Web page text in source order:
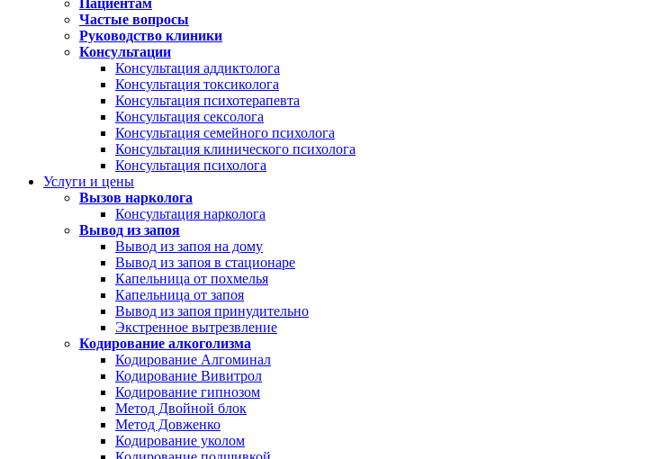
Пациентам
Частые вопросы
Руководство клиники
Консультации
Консультация аддиктолога
Консультация токсиколога
Консультация психотерапевта
Консультация сексолога
Консультация семейного психолога
Консультация клинического психолога
Консультация психолога
Услуги и цены
Вызов нарколога
Консультация нарколога
Вывод из запоя
Вывод из запоя на дому
Вывод из запоя в стационаре
Капельница от похмелья
Капельница от запоя
Вывод из запоя принудительно
Экстренное вытрезвление
Кодирование алкоголизма
Кодирование Алгоминал
Кодирование Вивитрол
Кодирование гипнозом
Метод Двойной блок
Метод Довженко
Кодирование уколом